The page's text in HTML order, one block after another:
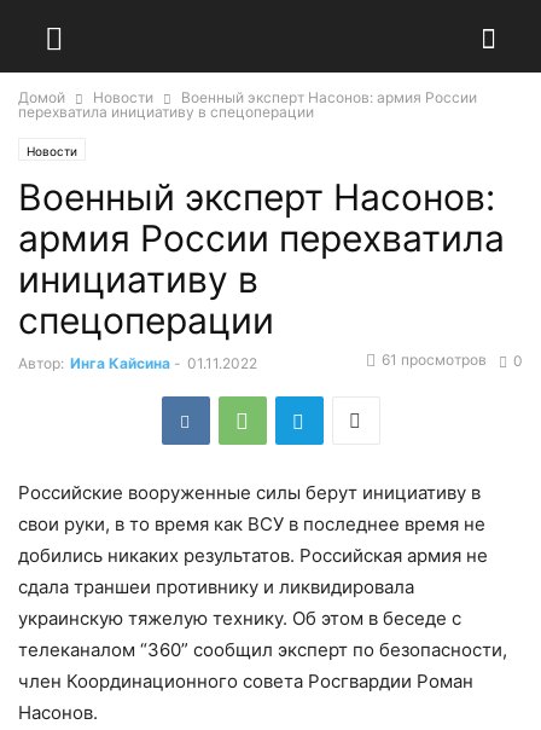
Домой Новости
Военный эксперт Насонов: армия России
перехватила инициативу в спецоперации
Новости
Военный эксперт Насонов:
армия России перехватила
инициативу в
спецоперации
Автор: Инга Кайсина - 01.11.2022 0
61 просмотров
Российские вооруженные силы берут инициативу в
свои руки, в то время как ВСУ в последнее время не
добились никаких результатов. Российская армия не
сдала траншеи противнику и ликвидировала
украинскую тяжелую технику. Об этом в беседе с
телеканалом “360” сообщил эксперт по безопасности,
член Координационного совета Росгвардии Роман
Насонов.